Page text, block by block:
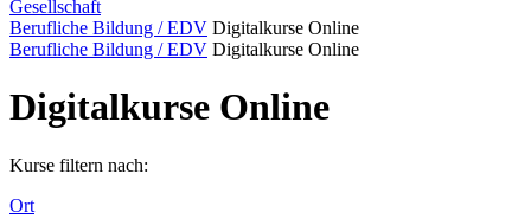
Gesellschaft
Berufliche Bildung / EDV Digitalkurse Online
Berufliche Bildung / EDV Digitalkurse Online
Digitalkurse Online
Kurse filtern nach:
Ort